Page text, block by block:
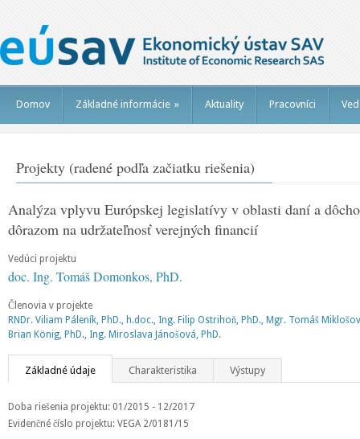
Domov Základné informácie » Aktuality Pracovníci
Projekty (radené podľa začiatku riešenia)
Analýza vplyvu Európskej legislatívy v oblasti daní a
dôrazom na udržateľnosť verejných financií
Vedúci projektu
doc. Ing. Tomáš Domonkos, PhD.
Členovia v projekte
RNDr. Viliam Páleník, PhD., h.doc., Ing. Filip Ostrihoň, PhD., Mgr. Tomáš
Brian König, PhD., Ing. Miroslava Jánošová, PhD.
Základné údaje Charakteristika Výstupy
Doba riešenia projektu: 01/2015 - 12/2017
Evidenčné číslo projektu: VEGA 2/0181/15